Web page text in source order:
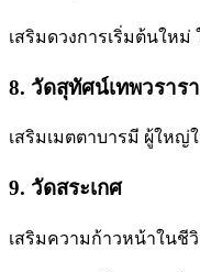
เสริมดวงการเริ่มต้นให
8. วัดสุทัศน์เทพวราร
เสริมเมตตาบารมี ผู้ให
9. วัดสระเกศ
เสริมความก้าวหน้าในชี